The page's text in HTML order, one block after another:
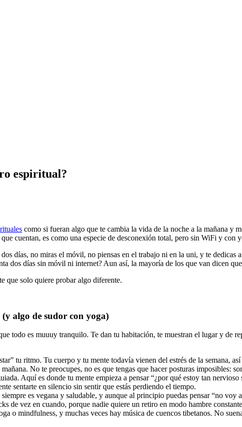
espiritual?
como si fueran algo que te cambia la vida de la noche a la mañana y
cuentan, es como una especie de desconexión total, pero sin WiFi y con
días, no miras el móvil, no piensas en el trabajo ni en la uni, y te dedicas
dos días sin móvil ni internet? Aun así, la mayoría de los que van dicen
que solo quiere probar algo diferente.
algo de sudor con yoga)
todo es muuuy tranquilo. Te dan tu habitación, te muestran el lugar y de
tu ritmo. Tu cuerpo y tu mente todavía vienen del estrés de la semana,
No te preocupes, no es que tengas que hacer posturas imposibles:
Aquí es donde tu mente empieza a pensar “¿por qué estoy tan
sentarte en silencio sin sentir que estás perdiendo el tiempo.
es vegana y saludable, y aunque al principio puedas pensar “no
de vez en cuando, porque nadie quiere un retiro en modo hambre
o mindfulness, y muchas veces hay música de cuencos tibetanos. No